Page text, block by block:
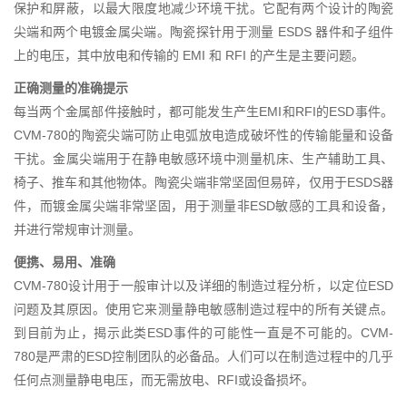
保护和屏蔽，以最大限度地减少环境干扰。它配有两个设计的陶瓷
尖端和两个电镀金属尖端。陶瓷探针用于测量 ESDS 器件和子组件
上的电压，其中放电和传输的 EMI 和 RFI 的产生是主要问题。
正确测量的准确提示
每当两个金属部件接触时，都可能发生产生EMI和RFI的ESD事件。
CVM-780的陶瓷尖端可防止电弧放电造成破坏性的传输能量和设备
干扰。金属尖端用于在静电敏感环境中测量机床、生产辅助工具、
椅子、推车和其他物体。陶瓷尖端非常坚固但易碎，仅用于ESDS器
件，而镀金属尖端非常坚固，用于测量非ESD敏感的工具和设备，
并进行常规审计测量。
便携、易用、准确
CVM-780设计用于一般审计以及详细的制造过程分析，以定位ESD
问题及其原因。使用它来测量静电敏感制造过程中的所有关键点。
到目前为止，揭示此类ESD事件的可能性一直是不可能的。CVM-
780是严肃的ESD控制团队的必备品。人们可以在制造过程中的几乎
任何点测量静电电压，而无需放电、RFI或设备损坏。